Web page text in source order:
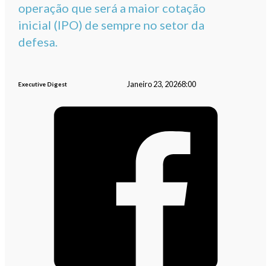
operação que será a maior cotação
inicial (IPO) de sempre no setor da
defesa.
Executive Digest Janeiro 23, 20268:00